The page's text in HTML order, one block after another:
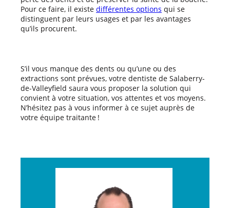
Pour ce faire, il existe différentes options qui se
distinguent par leurs usages et par les avantages
qu’ils procurent.
S’il vous manque des dents ou qu’une ou des
extractions sont prévues, votre dentiste de Salaberry-
de-Valleyfield saura vous proposer la solution qui
convient à votre situation, vos attentes et vos moyens.
N’hésitez pas à vous informer à ce sujet auprès de
votre équipe traitante !